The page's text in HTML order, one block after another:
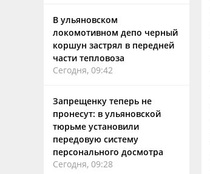
В ульяновском
локомотивном депо черный
коршун застрял в передней
части тепловоза
Сегодня, 09:42
Запрещенку теперь не
пронесут: в ульяновской
тюрьме установили
передовую систему
персонального досмотра
Сегодня, 09:28